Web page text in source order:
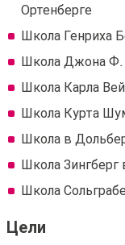
Ортенберге
Школа Генриха
Школа Джона Ф.
Школа Карла
Школа Курта
Школа в
Школа
Школа
Цели